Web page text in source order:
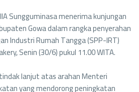
Sungguminasa menerima kunjungan
Gowa dalam rangka penyerahan
Industri Rumah Tangga (SPP-IRT)
Senin (30/6) pukul 11.00 WITA.
lanjut atas arahan Menteri
yang mendorong peningkatan